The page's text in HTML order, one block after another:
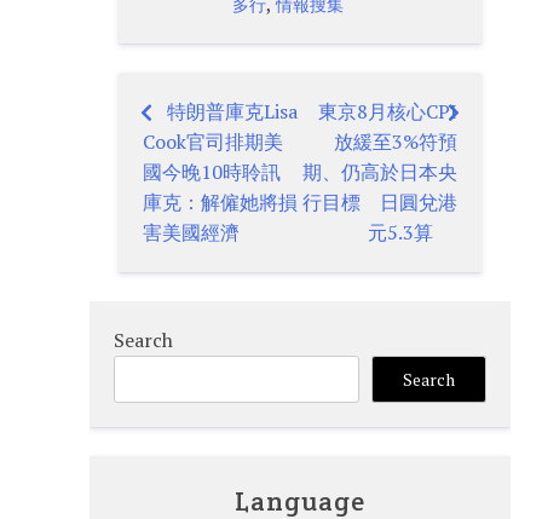
多行 情報搜集
Post
navigation
特朗普庫克Lisa
Cook官司排期美
國今晚10時聆訊
庫克：解僱她將損
害美國經濟
東京8月核心CPI
放緩至3%符預
期、仍高於日本央
行目標 日圓兌港
元5.3算
Search
Search
Language